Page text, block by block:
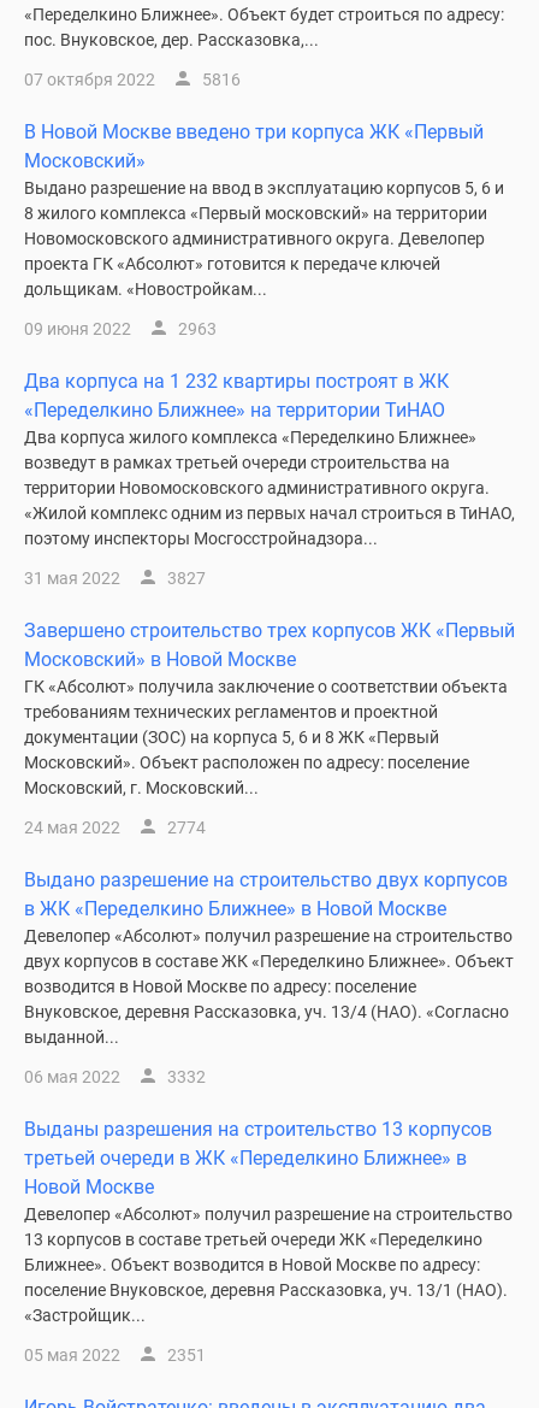
«Переделкино Ближнее». Объект будет строиться по адресу:
пос. Внуковское, дер. Рассказовка,...
07 октября 2022 5816
В Новой Москве введено три корпуса ЖК «Первый
Московский»
Выдано разрешение на ввод в эксплуатацию корпусов 5, 6 и
8 жилого комплекса «Первый московский» на территории
Новомосковского административного округа. Девелопер
проекта ГК «Абсолют» готовится к передаче ключей
дольщикам. «Новостройкам...
09 июня 2022 2963
Два корпуса на 1 232 квартиры построят в ЖК
«Переделкино Ближнее» на территории ТиНАО
Два корпуса жилого комплекса «Переделкино Ближнее»
возведут в рамках третьей очереди строительства на
территории Новомосковского административного округа.
«Жилой комплекс одним из первых начал строиться в ТиНАО,
поэтому инспекторы Мосгосстройнадзора...
31 мая 2022 3827
Завершено строительство трех корпусов ЖК «Первый
Московский» в Новой Москве
ГК «Абсолют» получила заключение о соответствии объекта
требованиям технических регламентов и проектной
документации (ЗОС) на корпуса 5, 6 и 8 ЖК «Первый
Московский». Объект расположен по адресу: поселение
Московский, г. Московский...
24 мая 2022 2774
Выдано разрешение на строительство двух корпусов
в ЖК «Переделкино Ближнее» в Новой Москве
Девелопер «Абсолют» получил разрешение на строительство
двух корпусов в составе ЖК «Переделкино Ближнее». Объект
возводится в Новой Москве по адресу: поселение
Внуковское, деревня Рассказовка, уч. 13/4 (НАО). «Согласно
выданной...
06 мая 2022 3332
Выданы разрешения на строительство 13 корпусов
третьей очереди в ЖК «Переделкино Ближнее» в
Новой Москве
Девелопер «Абсолют» получил разрешение на строительство
13 корпусов в составе третьей очереди ЖК «Переделкино
Ближнее». Объект возводится в Новой Москве по адресу:
поселение Внуковское, деревня Рассказовка, уч. 13/1 (НАО).
«Застройщик...
05 мая 2022 2351